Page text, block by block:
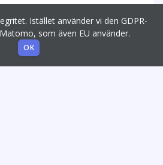
Istället använder vi den GDPR-
som även EU använder.
OK